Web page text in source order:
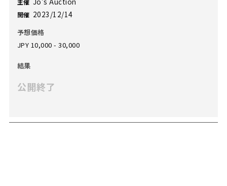
主催
開催 2023/12/14
予想価格
JPY 10,000 - 30,000
結果
公開終了